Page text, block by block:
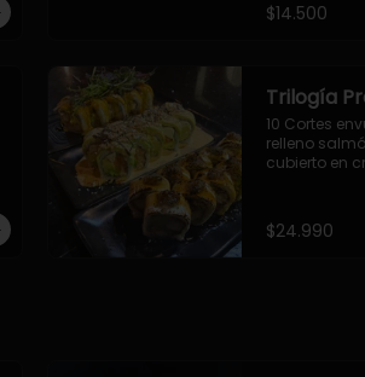
$14.500
Trilogía
10 Cortes
relleno
cubierto en
crema,
apanado y
$24.990